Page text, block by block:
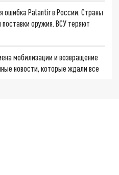
ошибка Palantir в России. Страны
оружия. ВСУ теряют
мобилизации и возвращение
новости, которые ждали все